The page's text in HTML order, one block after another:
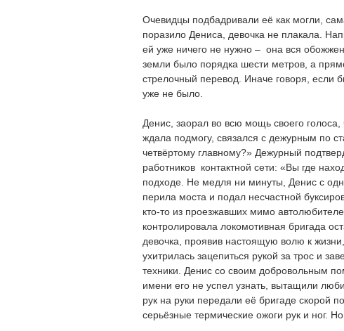
Очевидцы подбадривали её как могли,
поразило Дениса, девочка не плакала.
ей уже ничего не нужно – она вся
земли было порядка шести метров, а
стрелочный перевод. Иначе говоря, если
уже не было.
Денис, заорал во всю мощь своего
ждала подмогу, связался с дежурным по
четвёртому главному?» Дежурный
работников контактной сети: «Вы где
подходе. Не медля ни минуты, Денис с
перила моста и подал несчастной
кто-то из проезжавших мимо
контролировала локомотивная бригада
девочка, проявив настоящую волю к
ухитрилась зацепиться рукой за трос и
техники. Денис со своим добровольным
имени его не успел узнать, вытащили
рук на руки передали её бригаде скорой
серьёзные термические ожоги рук и ног.